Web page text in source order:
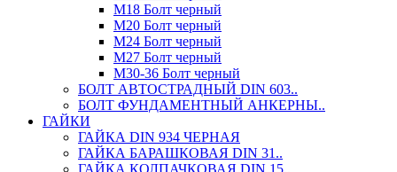
М18 Болт черный
М20 Болт черный
М24 Болт черный
М27 Болт черный
М30-36 Болт черный
БОЛТ АВТОСТРАДНЫЙ DIN 603..
БОЛТ ФУНДАМЕНТНЫЙ АНКЕРНЫ..
ГАЙКИ
ГАЙКА DIN 934 ЧЕРНАЯ
ГАЙКА БАРАШКОВАЯ DIN 31..
ГАЙКА КОЛПАЧКОВАЯ DIN 15..